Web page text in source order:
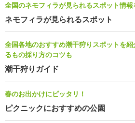
全国のネモフィラが見られるスポット情
ネモフィラが見られるスポット
全国各地のおすすめ潮干狩りスポットを
るもの採り方のコツも
潮干狩りガイド
春のお出かけにピッタリ！
ピクニックにおすすめの公園